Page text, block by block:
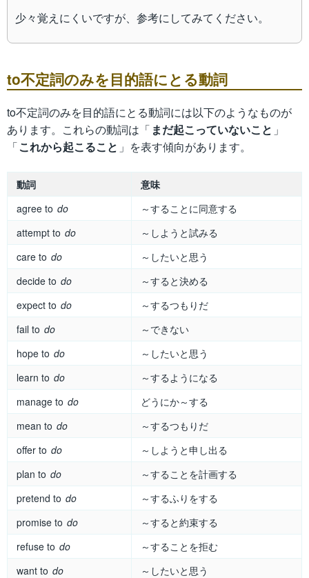
少々覚えにくいですが、参考にしてみてください。
to不定詞のみを目的語にとる動詞
to不定詞のみを目的語にとる動詞には以下のようなものが
あります。これらの動詞は「 まだ起こっていないこと 」
「これから起こること 」を表す傾向があります。
動詞
意味
agree to do
～することに同意する
attempt to do
～しようと試みる
care to do
～したいと思う
decide to do
～すると決める
expect to do
～するつもりだ
fail to do
～できない
hope to do
～したいと思う
learn to do
～するようになる
manage to do
どうにか～する
mean to do
～するつもりだ
offer to do
～しようと申し出る
plan to do
～することを計画する
pretend to do
～するふりをする
promise to do
～すると約束する
refuse to do
～することを拒む
want to do
～したいと思う